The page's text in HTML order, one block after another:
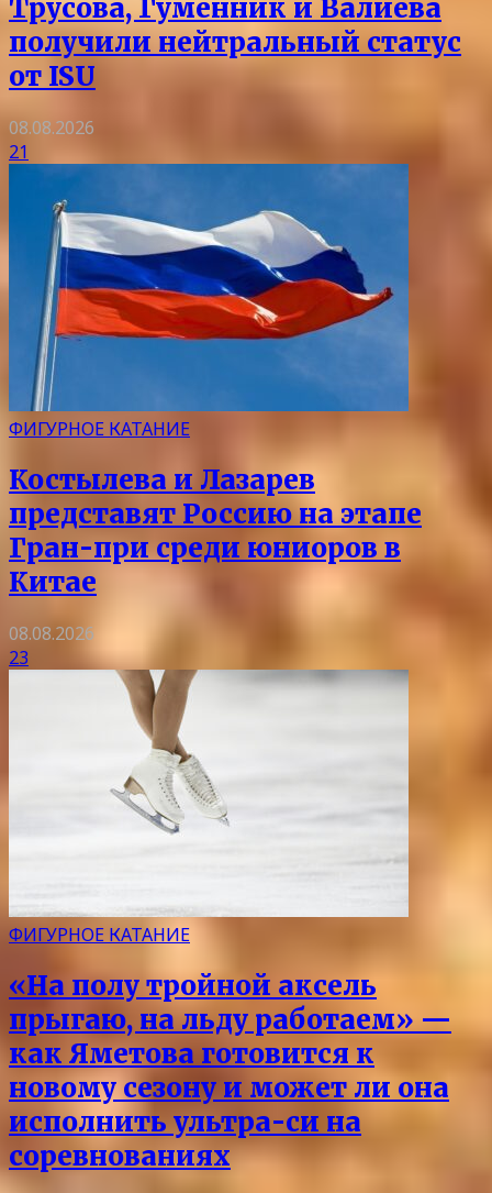
Трусова, Гуменник и Валиева
получили нейтральный статус
от ISU
08.08.2026
21
ФИГУРНОЕ КАТАНИЕ
Костылева и Лазарев
представят Россию на этапе
Гран-при среди юниоров в
Китае
08.08.2026
23
ФИГУРНОЕ КАТАНИЕ
«На полу тройной аксель
прыгаю, на льду работаем» —
как Яметова готовится к
новому сезону и может ли она
исполнить ультра-си на
соревнованиях